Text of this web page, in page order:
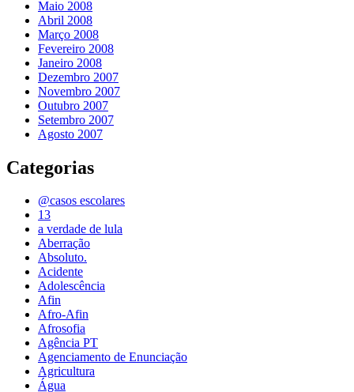
Maio 2008
Abril 2008
Março 2008
Fevereiro 2008
Janeiro 2008
Dezembro 2007
Novembro 2007
Outubro 2007
Setembro 2007
Agosto 2007
Categorias
@casos escolares
13
a verdade de lula
Aberração
Absoluto.
Acidente
Adolescência
Afin
Afro-Afin
Afrosofia
Agência PT
Agenciamento de Enunciação
Agricultura
Água